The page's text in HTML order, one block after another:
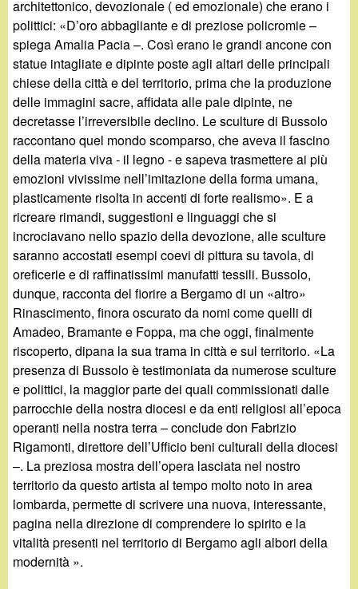
architettonico, devozionale ( ed emozionale) che erano i
polittici: «D’oro abbagliante e di preziose policromie –
spiega Amalia Pacia –. Così erano le grandi ancone con
statue intagliate e dipinte poste agli altari delle principali
chiese della città e del territorio, prima che la produzione
delle immagini sacre, affidata alle pale dipinte, ne
decretasse l’irreversibile declino. Le sculture di Bussolo
raccontano quel mondo scomparso, che aveva il fascino
della materia viva - il legno - e sapeva trasmettere ai più
emozioni vivissime nell’imitazione della forma umana,
plasticamente risolta in accenti di forte realismo». E a
ricreare rimandi, suggestioni e linguaggi che si
incrociavano nello spazio della devozione, alle sculture
saranno accostati esempi coevi di pittura su tavola, di
oreficerie e di raffinatissimi manufatti tessili. Bussolo,
dunque, racconta del fiorire a Bergamo di un «altro»
Rinascimento, finora oscurato da nomi come quelli di
Amadeo, Bramante e Foppa, ma che oggi, finalmente
riscoperto, dipana la sua trama in città e sul territorio. «La
presenza di Bussolo è testimoniata da numerose sculture
e polittici, la maggior parte dei quali commissionati dalle
parrocchie della nostra diocesi e da enti religiosi all’epoca
operanti nella nostra terra – conclude don Fabrizio
Rigamonti, direttore dell’Ufficio beni culturali della diocesi
–. La preziosa mostra dell’opera lasciata nel nostro
territorio da questo artista al tempo molto noto in area
lombarda, permette di scrivere una nuova, interessante,
pagina nella direzione di comprendere lo spirito e la
vitalità presenti nel territorio di Bergamo agli albori della
modernità ».